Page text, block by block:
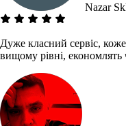
Nazar
Дуже класний сервіс,
вищому рівні, економлять